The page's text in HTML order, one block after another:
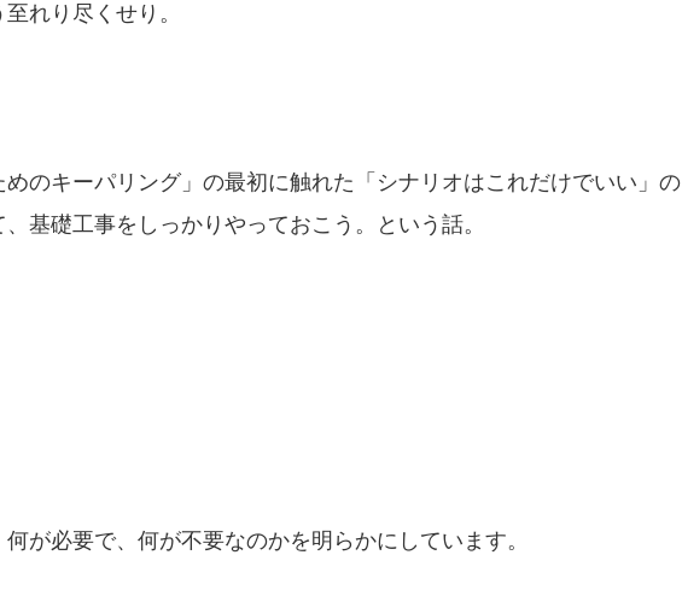
れり尽くせり。
めのキーパリング」の最初に触れた「シナリオはこれだけでいい」の
、基礎工事をしっかりやっておこう。という話。
が必要で、何が不要なのかを明らかにしています。